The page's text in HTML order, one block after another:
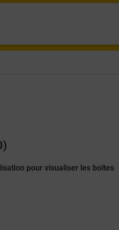
pour visualiser les boîtes